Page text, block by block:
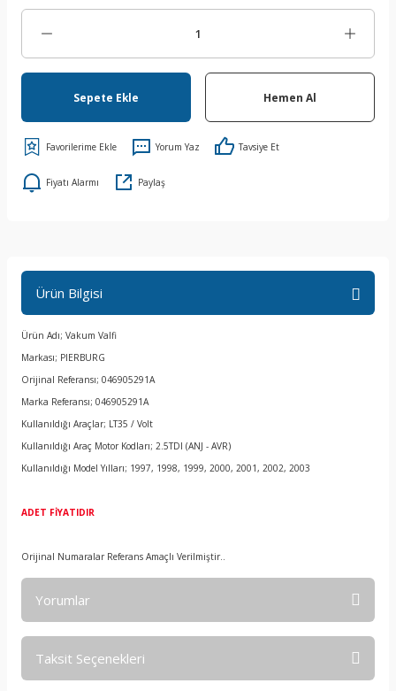
Sepete Ekle Hemen Al
Yorum Yaz Tavsiye Et
Fiyatı Alarmı Paylaş
Ürün Bilgisi
Ürün Adı; Vakum Valfi
Markası; PIERBURG
Orijinal Referansı; 046905291A
Marka Referansı; 046905291A
Kullanıldığı Araçlar; LT35 / Volt
Kullanıldığı Araç Motor Kodları; 2.5TDI (ANJ - AVR)
Kullanıldığı Model Yılları; 1997, 1998, 1999, 2000, 2001, 2002, 2003
ADET FİYATIDIR
Orijinal Numaralar Referans Amaçlı Verilmiştir..
Yorumlar
Taksit Seçenekleri